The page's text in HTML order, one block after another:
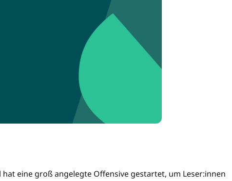
eine groß angelegte Offensive gestartet, um Leser:innen